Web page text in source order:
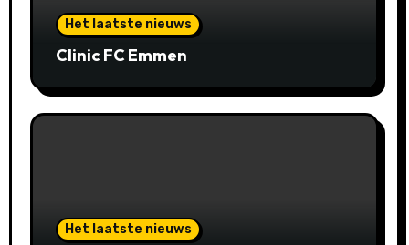
Het laatste nieuws
Clinic FC Emmen
Het laatste nieuws